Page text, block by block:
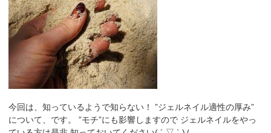
今回は、知っているようで知らない！ ”ジェルネイル適性の厚み”
について、です。 ”モチ”にも影響しますので ジェルネイルをやっ